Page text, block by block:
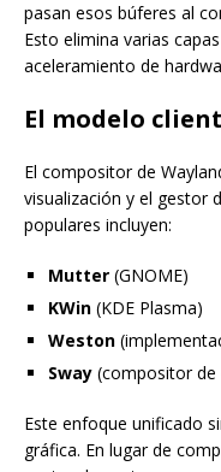
pasan esos búferes al
Esto elimina varias
aceleramiento de
El modelo
El compositor de
visualización y el gestor
populares incluyen:
Mutter (GNOME)
KWin (KDE Plasma)
Weston
Sway (compositor de
Este enfoque unificado
gráfica. En lugar de